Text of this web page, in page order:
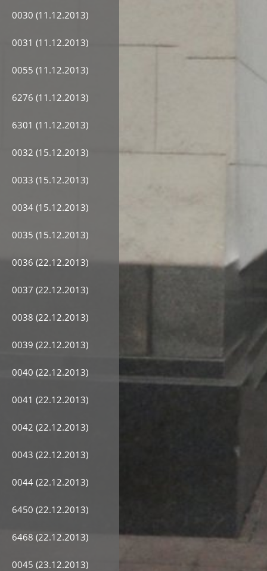
0030 (11.12.2013)
0031 (11.12.2013)
0055 (11.12.2013)
6276 (11.12.2013)
6301 (11.12.2013)
0032 (15.12.2013)
0033 (15.12.2013)
0034 (15.12.2013)
0035 (15.12.2013)
0036 (22.12.2013)
0037 (22.12.2013)
0038 (22.12.2013)
0039 (22.12.2013)
0040 (22.12.2013)
0041 (22.12.2013)
0042 (22.12.2013)
0043 (22.12.2013)
0044 (22.12.2013)
6450 (22.12.2013)
6468 (22.12.2013)
0045 (23.12.2013)